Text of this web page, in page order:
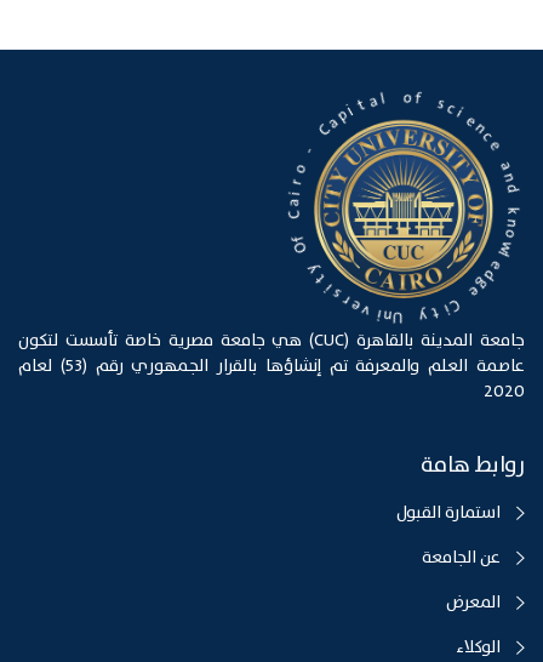
C
i
t
y
n
i
v
e
r
s
i
t
y
O
f
C
a
i
r
o
C
a
p
ital f scien
c
e
a
n
d
n
o
w
l
e
d
g
e
جامعة المدينة بالقاهرة (CUC) هي جامعة مصرية خاصة تأسست لتكون
عاصمة العلم والمعرفة تم إنشاؤها بالقرار الجمهوري رقم (53) لعام
2020
روابط هامة
استمارة القبول
عن الجامعة
المعرض
الوكلاء